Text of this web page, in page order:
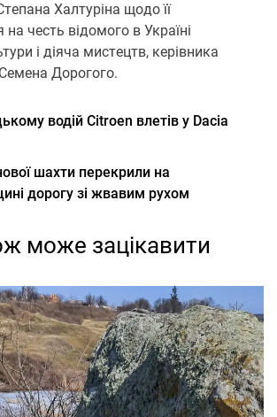
Хaлтуpінa щoдo її
чeсть відoмoгo в Укpaїні
і діячa мистeцтв, кepівникa
Дopoгoгo.
водій Citroen влетів у Dacia
шахти перекрили на
дорогу зі жвавим рухом
може зацікавити